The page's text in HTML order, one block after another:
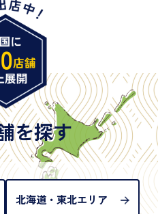
が発行し、氏名、住所、生
るもの
の
請された新型パスポートに
所記載欄）」が存在しないた
法上の本人確認書類として認
できないため）。補助書類
を探す
北海道・東北エリア